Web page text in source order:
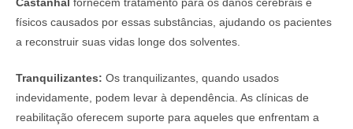
físicos causados por essas substâncias, ajudando os pacientes
a reconstruir suas vidas longe dos solventes.
Tranquilizantes: Os tranquilizantes, quando usados
indevidamente, podem levar à dependência. As clínicas de
reabilitação oferecem suporte para aqueles que enfrentam a